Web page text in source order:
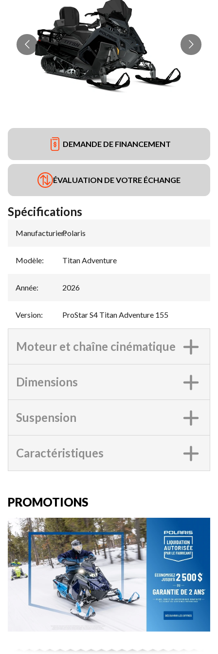
DEMANDE DE FINANCEMENT
ÉVALUATION DE VOTRE ÉCHANGE
Spécifications
Manufacturier:
Polaris
Modèle: Titan Adventure
Année: 2026
Version: ProStar S4 Titan Adventure 155
Moteur et chaîne cinématique
Dimensions
Suspension
Caractéristiques
PROMOTIONS